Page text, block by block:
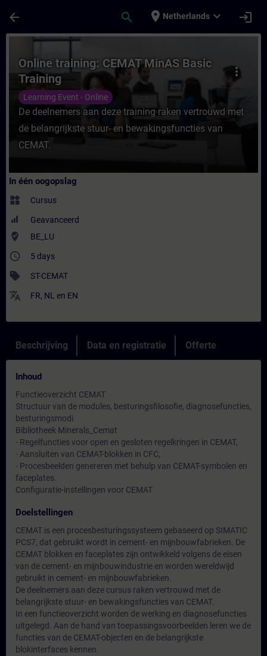
arrow_back search place Netherlands expand_more login
Cursus - Online training: CEMAT MinAS
more_vert
Online training: CEMAT MinAS Basic
Training
Learning Event - Online
De deelnemers aan deze training raken vertrouwd met
de belangrijkste stuur- en bewakingsfuncties van
CEMAT.
In één oogopslag
widgets Cursus
Geavanceerd
where_to_vote BE_LU
access_time 5 days
sell ST-CEMAT
translate FR, NL en EN
Beschrijving Data en registratie Offerte
Inhoud
Functieoverzicht CEMAT
Structuur van de modules, besturingsfilosofie, diagnosefuncties,
besturingsmodi
Bibliotheek Minerals_Cemat
- Regelfuncties voor open en gesloten regelkringen in CEMAT,
- Aansluiten van CEMAT-blokken in CFC,
- Procesbeelden genereren met behulp van CEMAT-symbolen en
faceplates.
Configuratie-instellingen voor CEMAT
Doelstellingen
CEMAT is een procesbesturingssysteem gebaseerd op SIMATIC
PCS7, dat gebruikt wordt in cement- en mijnbouwfabrieken. De
CEMAT blokken en faceplates zijn ontwikkeld volgens de eisen
van de cement- en mijnbouwindustrie en worden wereldwijd
gebruikt in cement- en mijnbouwfabrieken.
De deelnemers aan deze cursus raken vertrouwd met de
belangrijkste stuur- en bewakingsfuncties van CEMAT.
In een functieoverzicht worden de werking en diagnosefuncties
uitgelegd. Aan de hand van toepassingsvoorbeelden leren we de
functies van de CEMAT-objecten en de belangrijkste
blokinterfaces kennen.